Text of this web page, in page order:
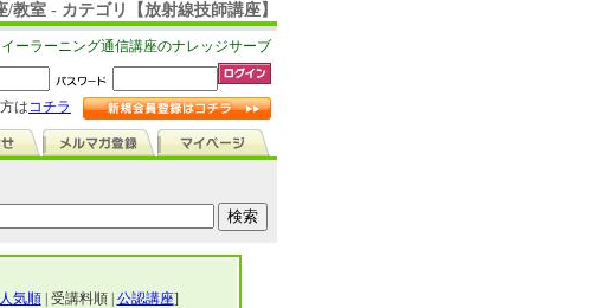
/教室 - カテゴリ【放射線技師講座】
ーラーニング通信講座のナレッジサーブ
はコチラ
人気順| 受講料順 | 公認講座]